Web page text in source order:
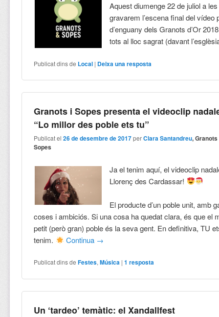
Aquest diumenge 22 de juliol a
gravarem l’escena final del vídeo
d’enguany dels Granots d’Or
tots al lloc sagrat (davant
Publicat dins de Local | Deixa una resposta
Granots i Sopes presenta el videoclip
“Lo millor des poble ets tu”
Publicat el26 de desembre de 2017 perClara Santandreu,
Sopes
Ja el tenim aquí, el videoclip
Llorenç des Cardassar!
El producte d’un poble unit, amb
coses i ambiciós. Si una cosa ha quedat clara, és que el
petit (però gran) poble és la seva gent. En definitiva, TU
tenim.
Continua →
Publicat dins de Festes,Música |1 resposta
Un ‘tardeo’ temàtic: el Xandallfest